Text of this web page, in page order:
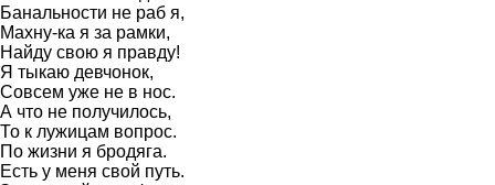
Банальности не раб я,
Махну-ка я за рамки,
Найду свою я правду!
Я тыкаю девчонок,
Совсем уже не в нос.
А что не получилось,
То к лужицам вопрос.
По жизни я бродяга.
Есть у меня свой путь.